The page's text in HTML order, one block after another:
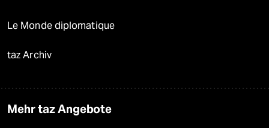
Le Monde diplomatique
taz Archiv
Mehr taz Angebote